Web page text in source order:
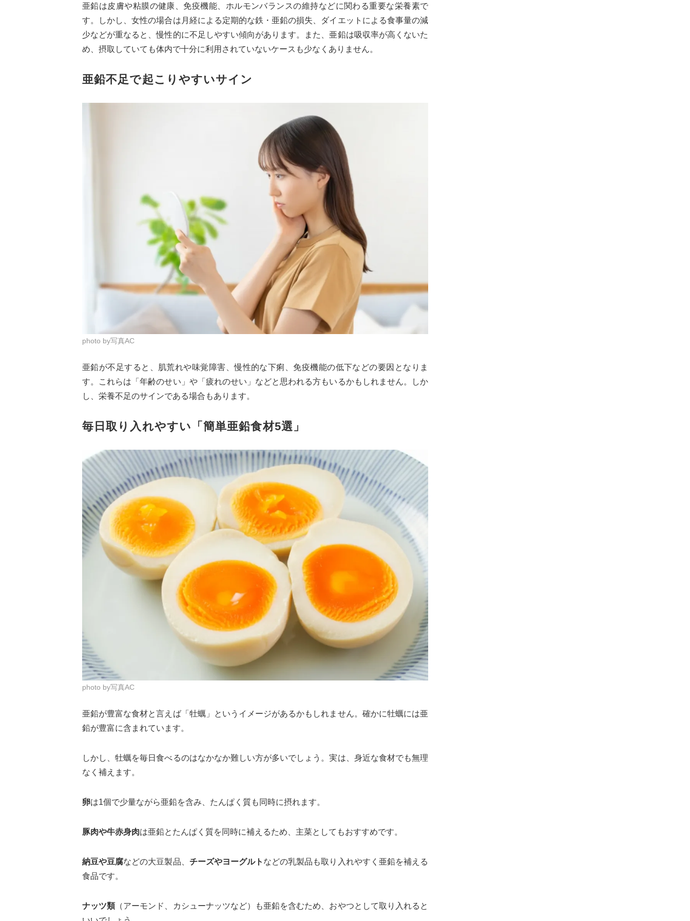
亜鉛は皮膚や粘膜の健康、免疫機能、ホルモンバランスの維持などに関わる重要な栄養素で
す。しかし、女性の場合は月経による定期的な鉄・亜鉛の損失、ダイエットによる食事量の減
少などが重なると、慢性的に不足しやすい傾向があります。また、亜鉛は吸収率が高くないた
め、摂取していても体内で十分に利用されていないケースも少なくありません。
亜鉛不足で起こりやすいサイン
photo by写真AC
亜鉛が不足すると、肌荒れや味覚障害、慢性的な下痢、免疫機能の低下などの要因となりま
す。これらは「年齢のせい」や「疲れのせい」などと思われる方もいるかもしれません。しか
し、栄養不足のサインである場合もあります。
毎日取り入れやすい「簡単亜鉛食材5選」
photo by写真AC
亜鉛が豊富な食材と言えば「牡蠣」というイメージがあるかもしれません。確かに牡蠣には亜
鉛が豊富に含まれています。
しかし、牡蠣を毎日食べるのはなかなか難しい方が多いでしょう。実は、身近な食材でも無理
なく補えます。
卵は1個で少量ながら亜鉛を含み、たんぱく質も同時に摂れます。
豚肉や牛赤身肉は亜鉛とたんぱく質を同時に補えるため、主菜としてもおすすめです。
納豆や豆腐などの大豆製品、 チーズやヨーグルト などの乳製品も取り入れやすく亜鉛を補える
食品です。
ナッツ類（アーモンド、カシューナッツなど）も亜鉛を含むため、おやつとして取り入れると